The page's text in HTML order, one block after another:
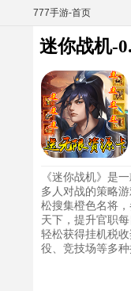
777手游-首页
迷你战机-
《迷你战机》是
多人对战的策略
松搜集橙色名将
天下，提升官职
轻松获得挂机税
役、竞技场等多种